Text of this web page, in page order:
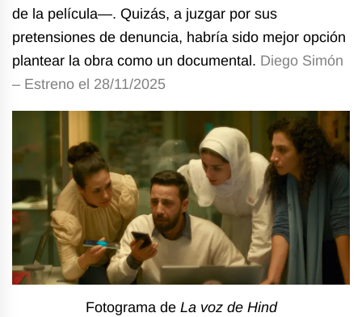
de la película—. Quizás, a juzgar por sus
pretensiones de denuncia, habría sido mejor opción
plantear la obra como un documental. Diego Simón
– Estreno el 28/11/2025
Fotograma de La voz de Hind